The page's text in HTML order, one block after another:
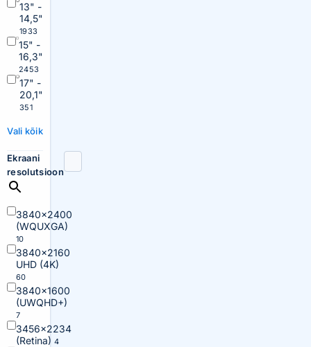
13" -
14,5"
1933
15" -
16,3"
2453
17" -
20,1"
351
Vali kõik
Ekraani
resolutsioon
3840×2400
(WQUXGA)
10
3840×2160
UHD (4K)
60
3840×1600
(UWQHD+)
7
3456×2234
(Retina) 4